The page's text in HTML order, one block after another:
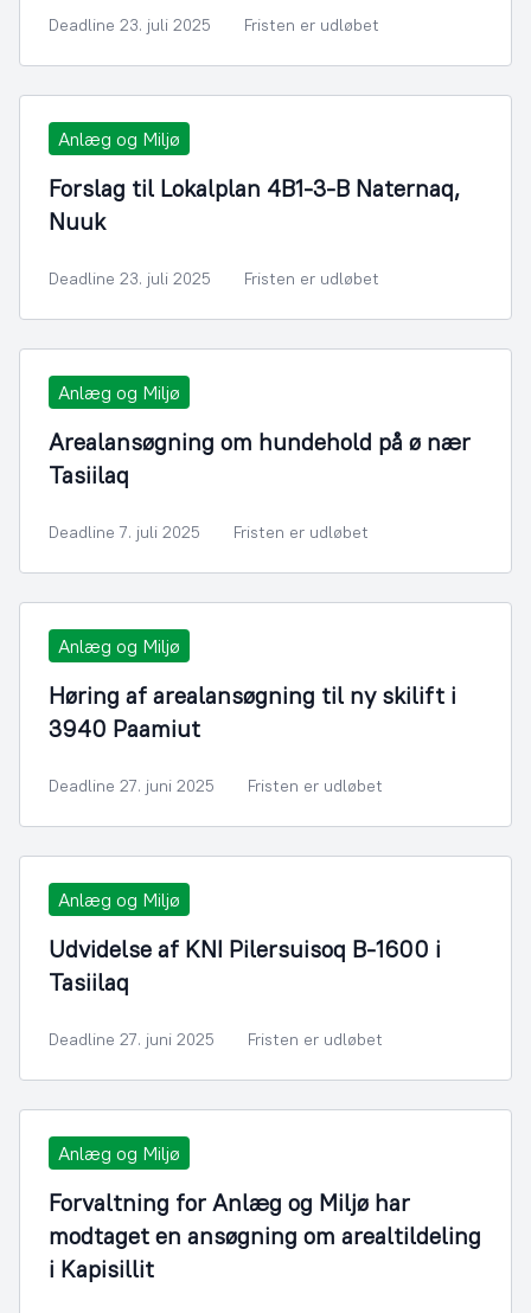
Deadline 23. juli 2025 Fristen er udløbet
Anlæg og Miljø
Forslag til Lokalplan 4B1-3-B Naternaq,
Nuuk
Deadline 23. juli 2025 Fristen er udløbet
Anlæg og Miljø
Arealansøgning om hundehold på ø nær
Tasiilaq
Deadline 7. juli 2025 Fristen er udløbet
Anlæg og Miljø
Høring af arealansøgning til ny skilift i
3940 Paamiut
Deadline 27. juni 2025 Fristen er udløbet
Anlæg og Miljø
Udvidelse af KNI Pilersuisoq B-1600 i
Tasiilaq
Deadline 27. juni 2025 Fristen er udløbet
Anlæg og Miljø
Forvaltning for Anlæg og Miljø har
modtaget en ansøgning om arealtildeling
i Kapisillit